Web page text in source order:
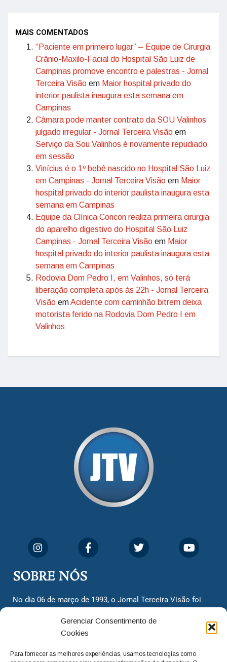
Gerenciar Consentimento de
Cookies
Para fornecer as melhores experiências, usamos tecnologias como
MAIS COMENTADOS
“Paciente em primeiro lugar” – Equipe de Cirurgia
Crânio-Maxilo-Facial do Hospital São Luiz de
Campinas promove encontro e palestras - Jornal
Terceira Visão em Maior hospital privado do
interior paulista inaugura esta semana em
Campinas
Câmara pode manter contrato da SOU Valinhos
julgado irregular - Jornal Terceira Visão em
Serviço da Sou Valinhos é novamente repudiado
em sessão
Vinícius é o 1º bebê nascido no Hospital São Luiz
em Campinas - Jornal Terceira Visão em Maior
hospital privado do interior paulista inaugura esta
semana em Campinas
Equipe da Clínica Concon realiza primeira cirurgia
do aparelho digestivo do Hospital São Luiz
Campinas - Jornal Terceira Visão em Maior
hospital privado do interior paulista inaugura esta
semana em Campinas
Rodovia Dom Pedro I, em Valinhos, só terá
liberação completa após às 22h - Jornal Terceira
Visão emAcidente com caminhão bitrem deixa
motorista ferido na Rodovia Dom Pedro I em
Valinhos
SOBRE NÓS
No dia 06 de março de 1993, o Jornal Terceira Visão foi
cidadãos valinhenses, já que naquela época só existiam
dois jornais. Há mais de 30 anos, o jornal continua